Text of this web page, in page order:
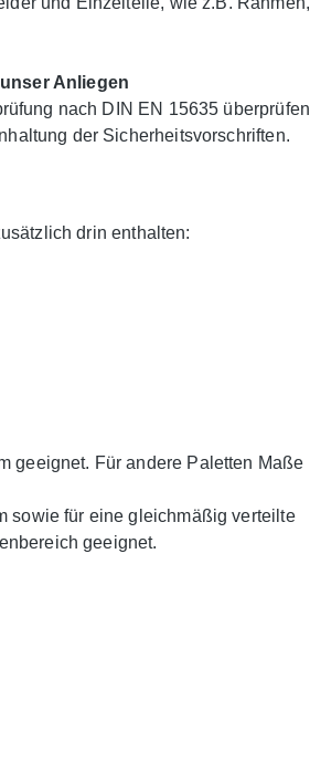
Anliegen
nach DIN EN 15635 überprüfen
der Sicherheitsvorschriften.
drin enthalten:
geeignet. Für andere Paletten Maße
sowie für eine gleichmäßig verteilte
geeignet.